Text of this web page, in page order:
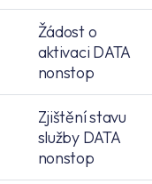
Žádost o
aktivaci DATA
nonstop
Zjištění stavu
služby DATA
nonstop